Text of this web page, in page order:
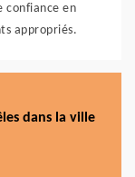
confiance en
appropriés.
dans la ville